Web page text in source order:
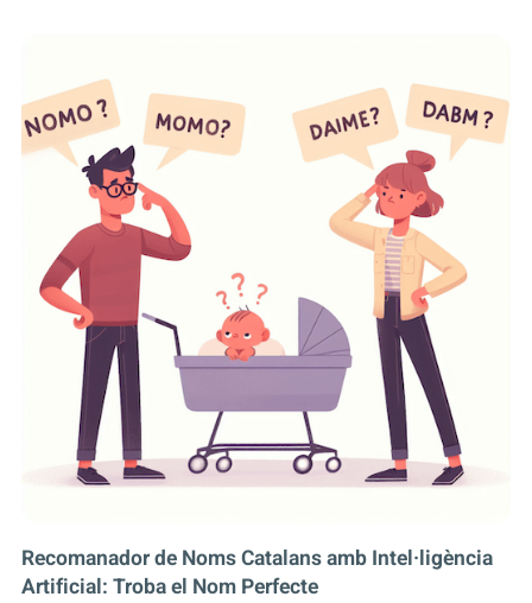
Recomanador de Noms Catalans amb Intel·ligència
Artificial: Troba el Nom Perfecte